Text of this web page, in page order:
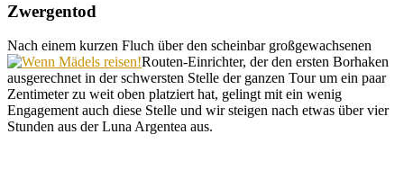
Zwergentod
Nach einem kurzen Fluch über den scheinbar großgewachsenen
Routen-Einrichter, der den ersten Borhaken
ausgerechnet in der schwersten Stelle der ganzen Tour um ein paar
Zentimeter zu weit oben platziert hat, gelingt mit ein wenig
Engagement auch diese Stelle und wir steigen nach etwas über vier
Stunden aus der Luna Argentea aus.